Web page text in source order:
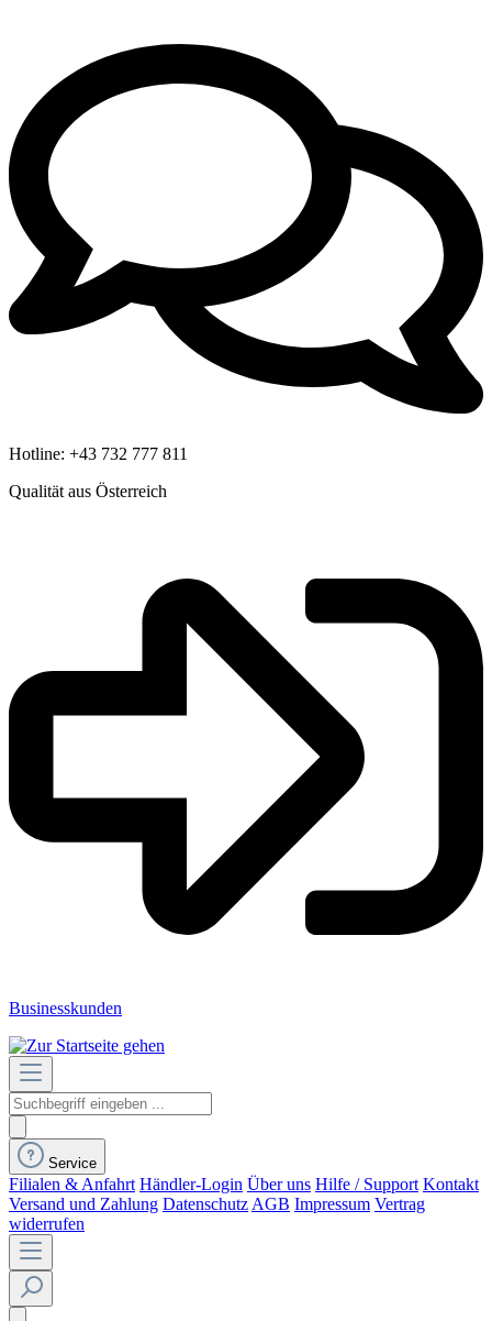
Hotline: +43 732 777 811
Qualität aus Österreich
Businesskunden
Service
Filialen & Anfahrt Händler-Login Über uns Hilfe / Support Kontakt
Versand und Zahlung Datenschutz AGB Impressum Vertrag
widerrufen